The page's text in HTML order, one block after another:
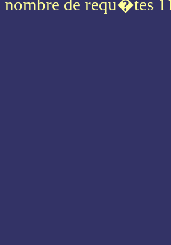
nombre de requ�tes 11